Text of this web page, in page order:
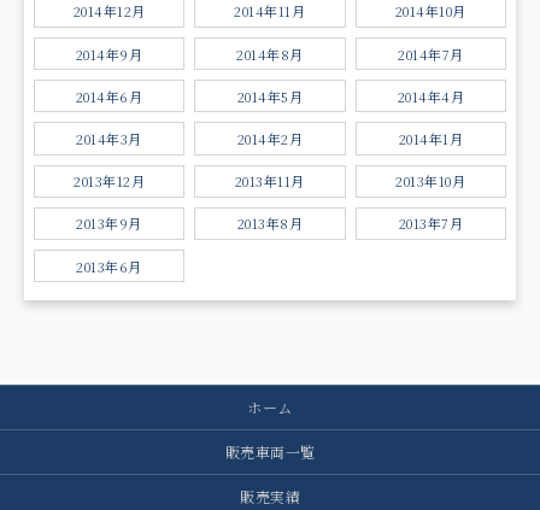
2014年12月 2014年11月 2014年10月
2014年9月 2014年8月 2014年7月
2014年6月 2014年5月 2014年4月
2014年3月 2014年2月 2014年1月
2013年12月 2013年11月 2013年10月
2013年9月 2013年8月 2013年7月
2013年6月
ホーム
販売車両一覧
販売実績